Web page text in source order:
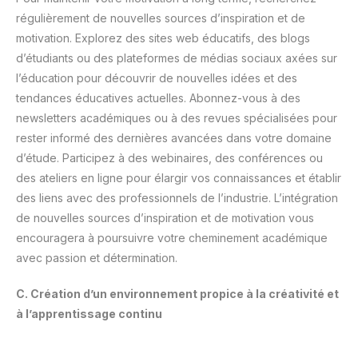
régulièrement de nouvelles sources d’inspiration et de
motivation. Explorez des sites web éducatifs, des blogs
d’étudiants ou des plateformes de médias sociaux axées sur
l’éducation pour découvrir de nouvelles idées et des
tendances éducatives actuelles. Abonnez-vous à des
newsletters académiques ou à des revues spécialisées pour
rester informé des dernières avancées dans votre domaine
d’étude. Participez à des webinaires, des conférences ou
des ateliers en ligne pour élargir vos connaissances et établir
des liens avec des professionnels de l’industrie. L’intégration
de nouvelles sources d’inspiration et de motivation vous
encouragera à poursuivre votre cheminement académique
avec passion et détermination.
C. Création d’un environnement propice à la créativité et
à l’apprentissage continu